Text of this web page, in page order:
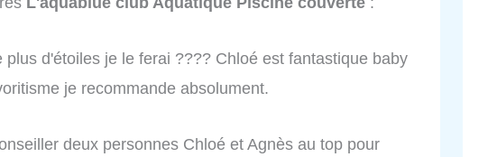
plus d'étoiles je le ferai ???? Chloé est fantastique baby
je recommande absolument.
deux personnes Chloé et Agnès au top pour